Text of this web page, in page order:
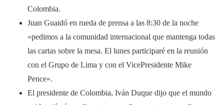
Colombia.
Juan Guaidó en rueda de prensa a las 8:30 de la noche
«pedimos a la comunidad internacional que mantenga todas
las cartas sobre la mesa. El lunes participaré en la reunión
con el Grupo de Lima y con el VicePresidente Mike
Pence».
El presidente de Colombia, Iván Duque dijo que el mundo